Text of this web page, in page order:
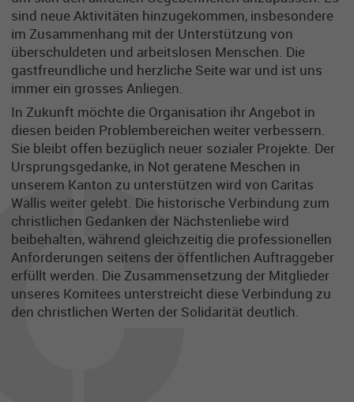
sind neue Aktivitäten hinzugekommen, insbesondere
im Zusammenhang mit der Unterstützung von
überschuldeten und arbeitslosen Menschen. Die
gastfreundliche und herzliche Seite war und ist uns
immer ein grosses Anliegen.
In Zukunft möchte die Organisation ihr Angebot in
diesen beiden Problembereichen weiter verbessern.
Sie bleibt offen bezüglich neuer sozialer Projekte. Der
Ursprungsgedanke, in Not geratene Meschen in
unserem Kanton zu unterstützen wird von Caritas
Wallis weiter gelebt. Die historische Verbindung zum
christlichen Gedanken der Nächstenliebe wird
beibehalten, während gleichzeitig die professionellen
Anforderungen seitens der öffentlichen Auftraggeber
erfüllt werden. Die Zusammensetzung der Mitglieder
unseres Komitees unterstreicht diese Verbindung zu
den christlichen Werten der Solidarität deutlich.